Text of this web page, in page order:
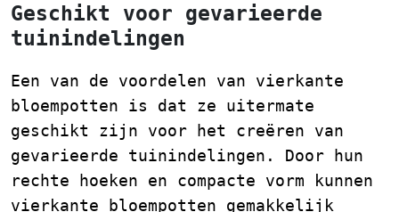
Geschikt voor gevarieerde
tuinindelingen
Een van de voordelen van vierkante
bloempotten is dat ze uitermate
geschikt zijn voor het creëren van
gevarieerde tuinindelingen. Door hun
rechte hoeken en compacte vorm kunnen
vierkante bloempotten gemakkelijk